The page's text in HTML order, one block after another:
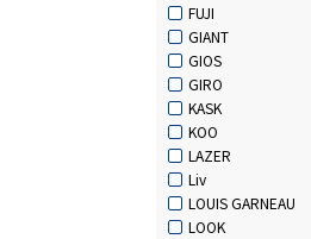
FUJI
GIANT
GIOS
GIRO
KASK
KOO
LAZER
Liv
LOUIS GARNEAU
LOOK